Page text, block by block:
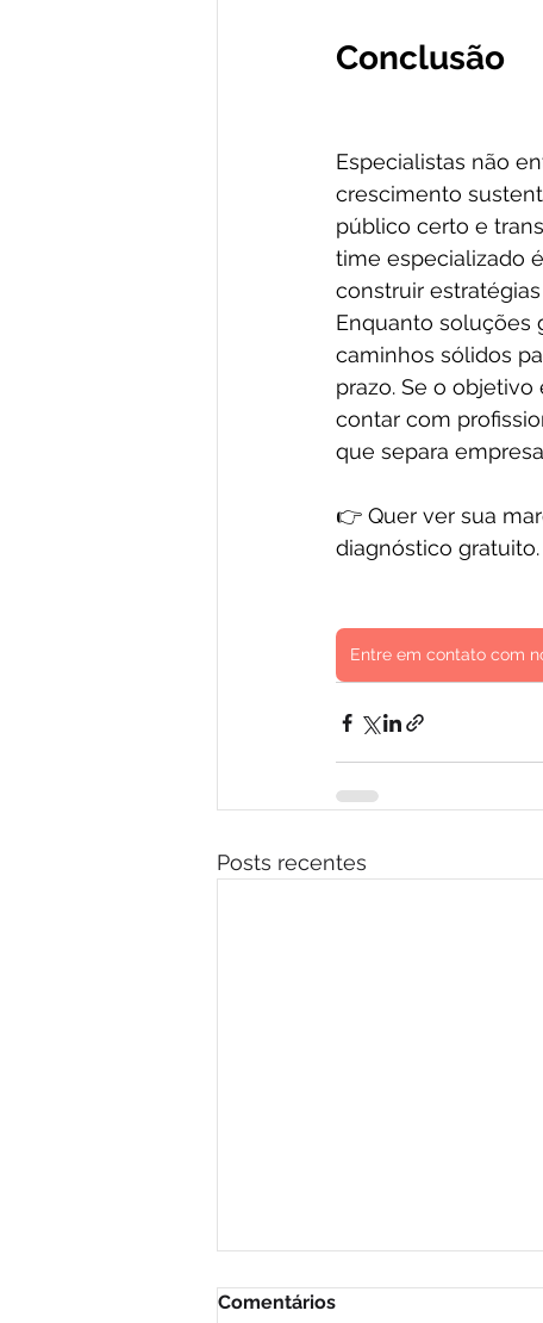
Conclusão
Especialistas não
crescimento
público certo e
time especializado
construir
Enquanto soluções
caminhos sólidos
prazo. Se o
contar com
que separa
👉 Quer ver sua
diagnóstico gratuito.
Posts recentes
Comentários